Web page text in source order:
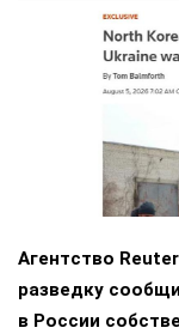
Агентство
разведку
в России